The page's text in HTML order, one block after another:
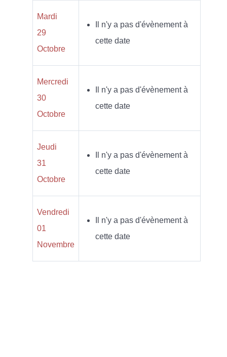
Mardi
29
Octobre
Il n'y a pas d'évènement à
cette date
Mercredi
30
Octobre
Il n'y a pas d'évènement à
cette date
Jeudi
31
Octobre
Il n'y a pas d'évènement à
cette date
Vendredi
01
Novembre
Il n'y a pas d'évènement à
cette date